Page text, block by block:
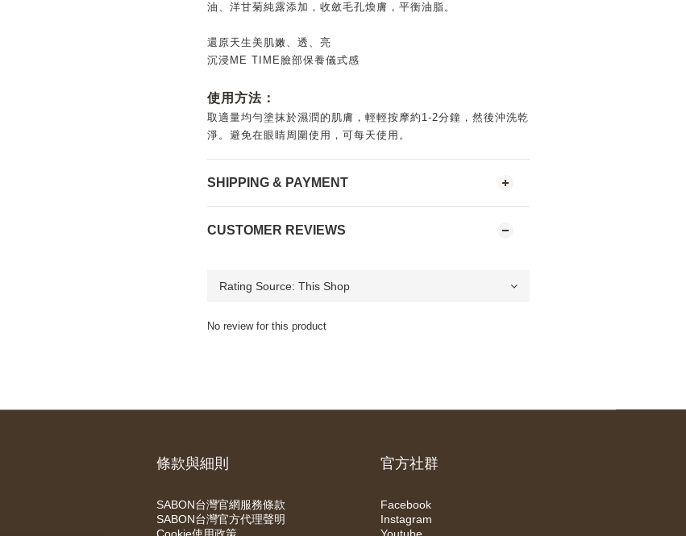
油、洋甘菊純露添加，收斂毛孔煥膚，平衡油脂。
還原天生美肌嫩、透、亮
沉浸ME TIME臉部保養儀式感
使用方法：
取適量均勻塗抹於濕潤的肌膚，輕輕按摩約1-2分鐘，然後沖洗乾
淨。避免在眼睛周圍使用，可每天使用。
SHIPPING & PAYMENT
CUSTOMER REVIEWS
No review for this product
條款與細則
SABON台灣官網服務條款
SABON台灣官方代理聲明
官方社群
Facebook
Instagram